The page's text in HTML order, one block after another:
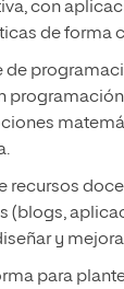
con
de forma
de
recursos
(blogs,
y
para